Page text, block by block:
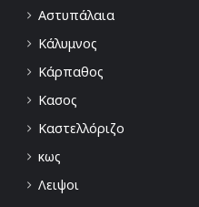
Αστυπάλαια
Κάλυμνος
Κάρπαθος
Κασος
Καστελλόριζο
κως
Λειψοι